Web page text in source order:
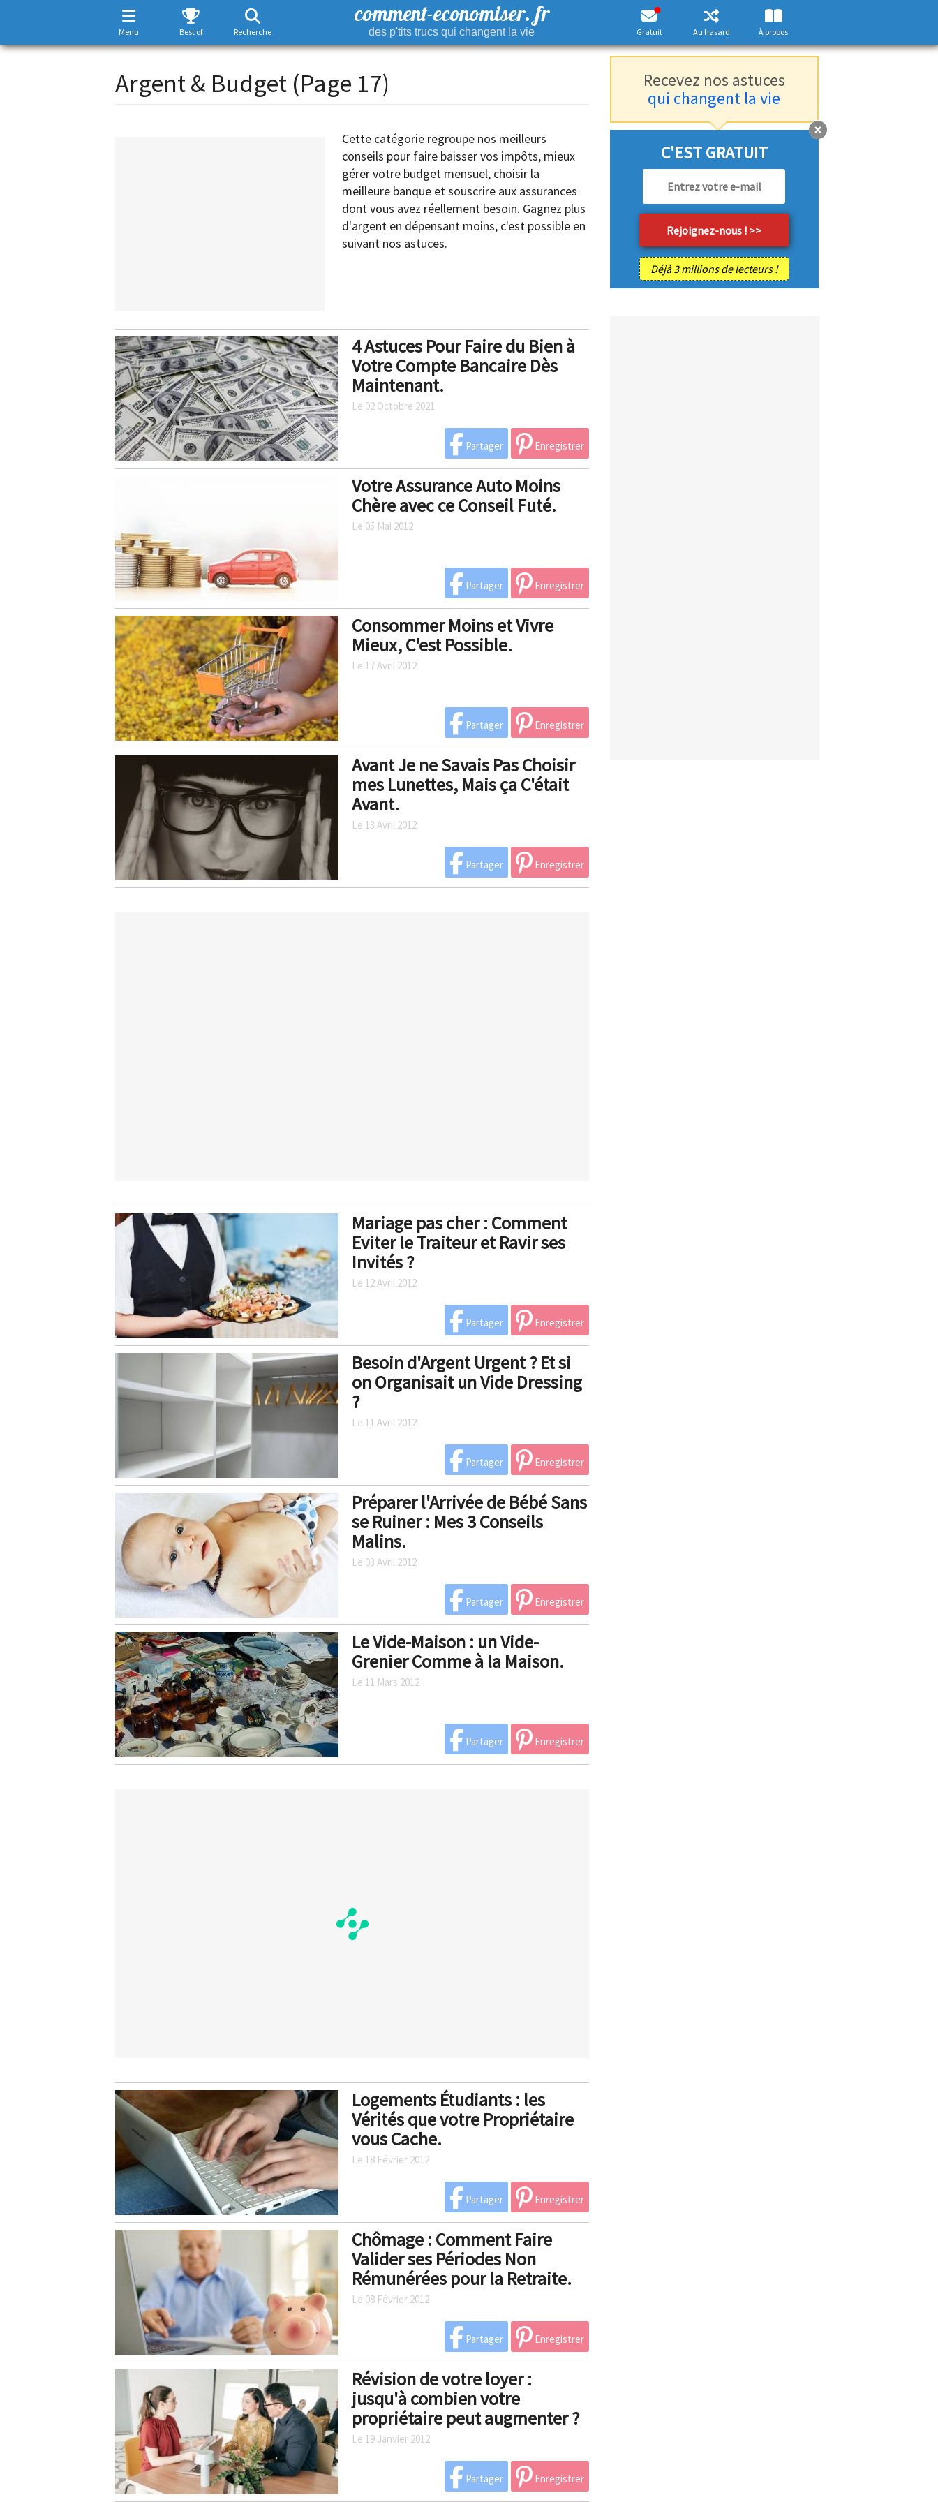
Menu Best of Recherche
comment-economiser. fr
des p'tits trucs qui changent la vie Gratuit Au hasard À propos
Argent & Budget (Page 17)
Cette catégorie regroupe nos meilleurs
conseils pour faire baisser vos impôts, mieux
gérer votre budget mensuel, choisir la
meilleure banque et souscrire aux assurances
dont vous avez réellement besoin. Gagnez plus
d'argent en dépensant moins, c'est possible en
suivant nos astuces.
4 Astuces Pour Faire du Bien à
Votre Compte Bancaire Dès
Maintenant.
Le 02 Octobre 2021
Partager Enregistrer
Votre Assurance Auto Moins
Chère avec ce Conseil Futé.
Le 05 Mai 2012
Partager Enregistrer
Consommer Moins et Vivre
Mieux, C'est Possible.
Le 17 Avril 2012
Partager Enregistrer
Avant Je ne Savais Pas Choisir
mes Lunettes, Mais ça C'était
Avant.
Le 13 Avril 2012
Partager Enregistrer
Mariage pas cher : Comment
Eviter le Traiteur et Ravir ses
Invités ?
Le 12 Avril 2012
Partager Enregistrer
Besoin d'Argent Urgent ? Et si
on Organisait un Vide Dressing
?
Le 11 Avril 2012
Partager Enregistrer
Préparer l'Arrivée de Bébé Sans
se Ruiner : Mes 3 Conseils
Malins.
Le 03 Avril 2012
Partager Enregistrer
Le Vide-Maison : un Vide-
Grenier Comme à la Maison.
Le 11 Mars 2012
Partager Enregistrer
Logements Étudiants : les
Vérités que votre Propriétaire
vous Cache.
Le 18 Février 2012
Partager Enregistrer
Chômage : Comment Faire
Valider ses Périodes Non
Rémunérées pour la Retraite.
Le 08 Février 2012
Partager Enregistrer
Révision de votre loyer :
jusqu'à combien votre
propriétaire peut augmenter ?
Le 19 Janvier 2012
Partager Enregistrer
Recevez nos astuces
qui changent la vie
C'EST GRATUIT
Déjà 3 millions de lecteurs !